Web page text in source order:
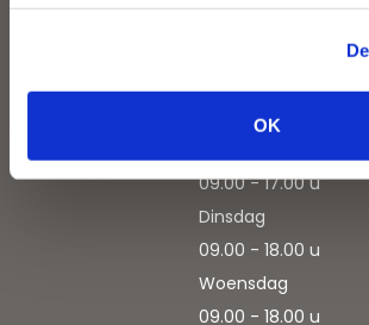
OK
035 - 52 40 550
OPENINGSTIJDEN
09.00 - 17.00 u
Dinsdag
09.00 - 18.00 u
Woensdag
09.00 - 18.00 u